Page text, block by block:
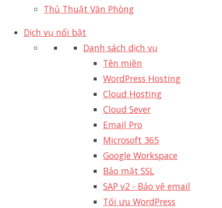
Thủ Thuật Văn Phòng
Dịch vụ nổi bật
Danh sách dịch vụ
Tên miền
WordPress Hosting
Cloud Hosting
Cloud Sever
Email Pro
Microsoft 365
Google Workspace
Bảo mật SSL
SAP v2 - Bảo vệ email​
Tối ưu WordPress